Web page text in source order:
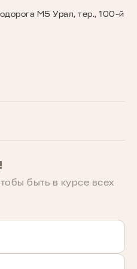
быть в курcе всех
М5 Урал, тер., 100-й